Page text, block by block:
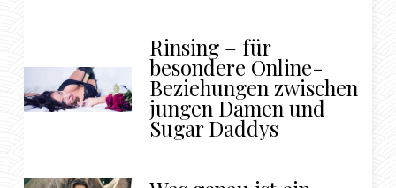
Rinsing – für
besondere Online-
Beziehungen zwischen
jungen Damen und
Sugar Daddys